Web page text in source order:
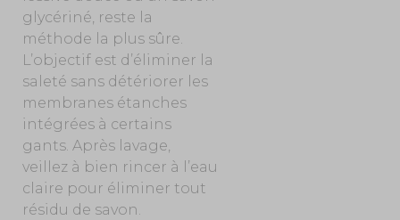
glycériné, reste la
méthode la plus sûre.
L’objectif est d’éliminer la
saleté sans détériorer les
membranes étanches
intégrées à certains
gants. Après lavage,
veillez à bien rincer à l’eau
claire pour éliminer tout
résidu de savon.